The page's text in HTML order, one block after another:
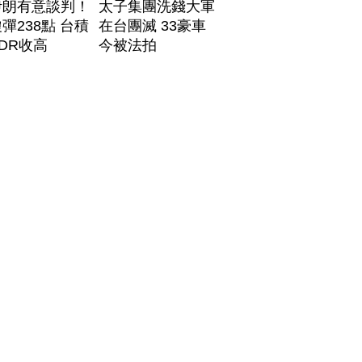
有意談判！
238點 台積
收高
太子集團洗錢大軍
在台團滅 33豪車
今被法拍